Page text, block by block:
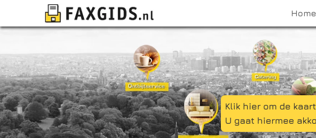
Home
Klik hier om de
U gaat hiermee